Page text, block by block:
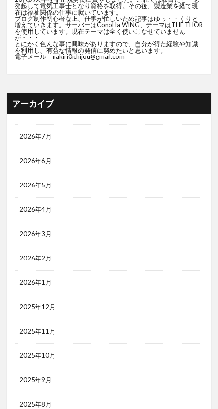
発起して電気工事士となり資格を取得。その後、製造業を経て現
在は福祉関係の仕事に就いています。
ブログ制作初心者な上、仕事が忙しいため記事はゆっ・・くりと
増えていきます。サーバーはConoHa WING、テーマはTHE THOR
を使用しています。現在テーマは全く使いこなせていません
が・・・
とにかく色んな事に興味がありますので、自分が得た経験や知識
を利用し、有益な情報の発信に努めたいと思います。
電子メール nakiri0ichijou@gmail.com
アーカイブ
2026年7月
2026年6月
2026年5月
2026年4月
2026年3月
2026年2月
2026年1月
2025年12月
2025年11月
2025年10月
2025年9月
2025年8月